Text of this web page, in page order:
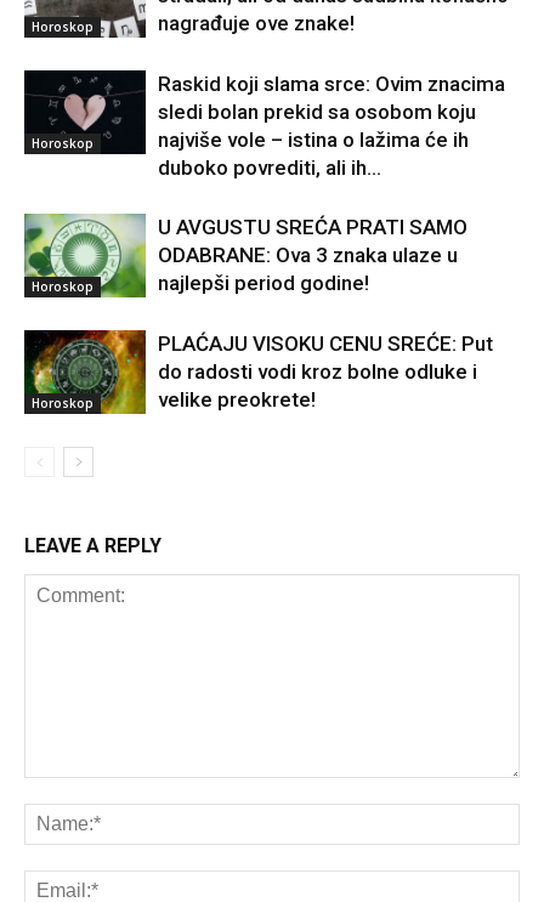
Horoskop
nagrađuje ove znake!
Horoskop
Raskid koji slama srce: Ovim znacima
sledi bolan prekid sa osobom koju
najviše vole – istina o lažima će ih
duboko povrediti, ali ih...
Horoskop
U AVGUSTU SREĆA PRATI SAMO
ODABRANE: Ova 3 znaka ulaze u
najlepši period godine!
Horoskop
PLAĆAJU VISOKU CENU SREĆE: Put
do radosti vodi kroz bolne odluke i
velike preokrete!
LEAVE A REPLY